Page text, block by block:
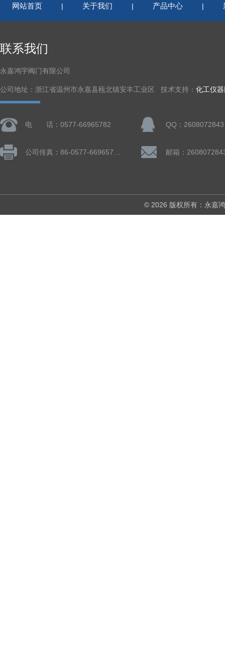
网站首页 | 关于我们 | 产品中心 |
联系我们
永嘉鸿宇阀门有限公司
公司地址：浙江省温州市永嘉县瓯北镇安丰工业区 技术支持： 化工仪
电 话：0577-66965782 QQ：2608072843
邮箱：
© 2026 版权所有：永嘉